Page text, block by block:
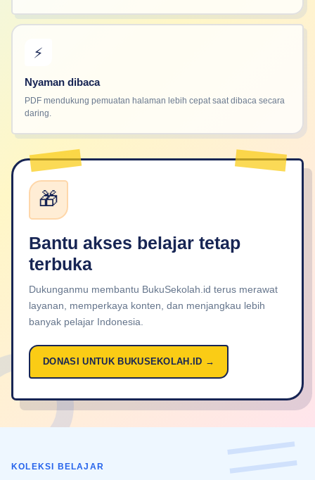
⚡
Nyaman dibaca
PDF mendukung pemuatan halaman lebih cepat saat dibaca secara
daring.
🎁
Bantu akses belajar tetap
terbuka
Dukunganmu membantu BukuSekolah.id terus merawat
layanan, memperkaya konten, dan menjangkau lebih
banyak pelajar Indonesia.
DONASI UNTUK BUKUSEKOLAH.ID →
KOLEKSI BELAJAR